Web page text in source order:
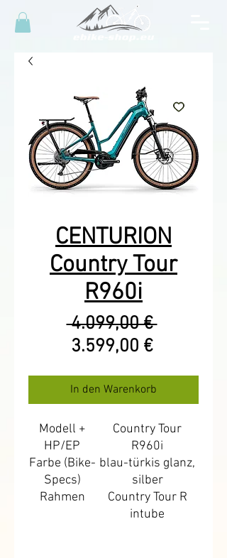
CENTURION
Country Tour
R960i
4.099,00 €
3.599,00 €Sale-
In den Warenkorb
Modell +
HP/EP
Country Tour
R960i
Farbe (Bike-
Specs)
blau-türkis glanz,
silber
Rahmen
Country Tour R
intube